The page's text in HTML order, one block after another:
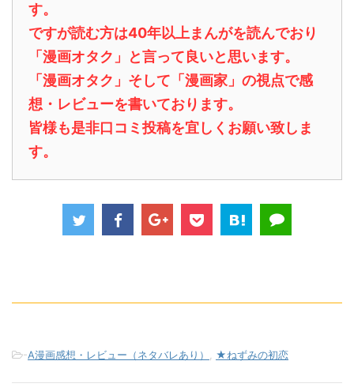
す。
ですが読む方は40年以上まんがを読んでおり
「漫画オタク」と言って良いと思います。
「漫画オタク」そして「漫画家」の視点で感
想・レビューを書いております。
皆様も是非口コミ投稿を宜しくお願い致しま
す。
-A漫画感想・レビュー（ネタバレあり） ★ねずみの初恋